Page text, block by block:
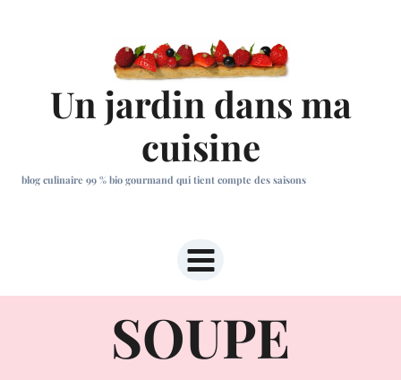
Un jardin dans ma
cuisine
blog culinaire 99 % bio gourmand qui tient compte des saisons
SOUPE